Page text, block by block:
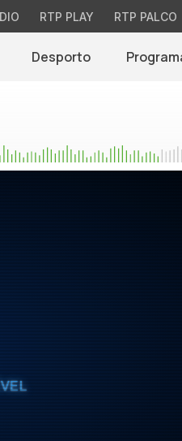
RTP PLAY RTP PALCO
Desporto